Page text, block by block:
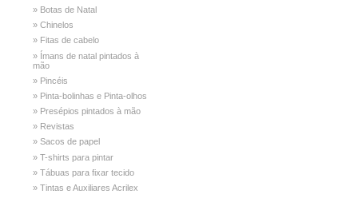
» Botas de Natal
» Chinelos
» Fitas de cabelo
» Ímans de natal pintados à
mão
» Pincéis
» Pinta-bolinhas e Pinta-olhos
» Presépios pintados à mão
» Revistas
» Sacos de papel
» T-shirts para pintar
» Tábuas para fixar tecido
» Tintas e Auxiliares Acrilex